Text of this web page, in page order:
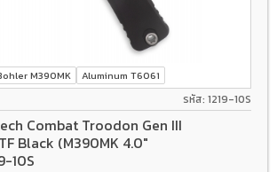
M390MK Aluminum T6061
รหัส: 1219-10S
Combat Troodon Gen III
Black (M390MK 4.0"
10S